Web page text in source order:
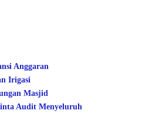
Anggaran
Irigasi
Masjid
Audit Menyeluruh